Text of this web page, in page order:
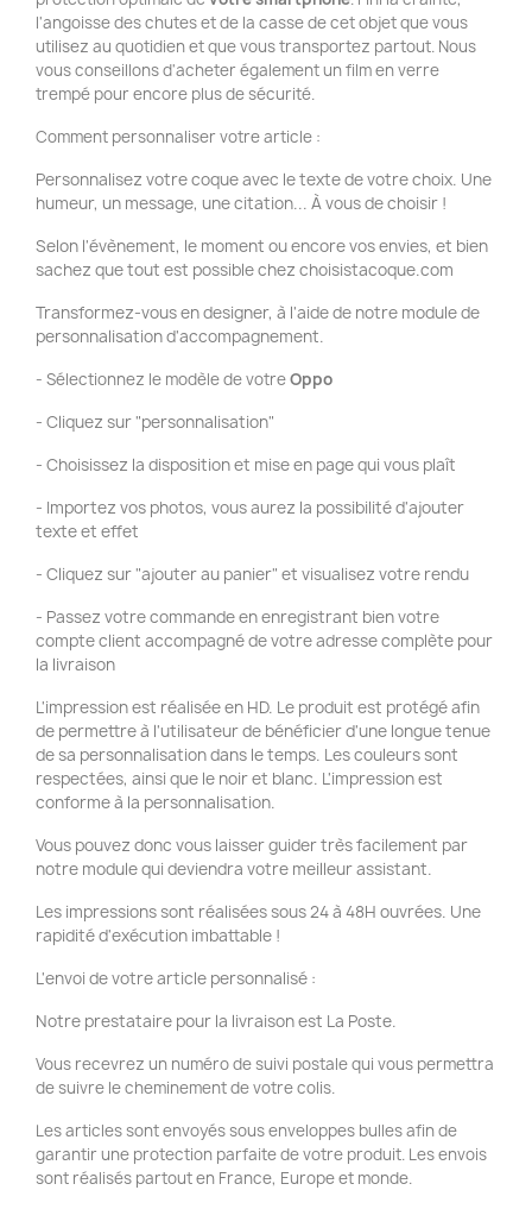
l'angoisse des chutes et de la casse de cet objet que vous
utilisez au quotidien et que vous transportez partout. Nous
vous conseillons d'acheter également un film en verre
trempé pour encore plus de sécurité.
Comment personnaliser votre article :
Personnalisez votre coque avec le texte de votre choix. Une
humeur, un message, une citation... À vous de choisir !
Selon l'évènement, le moment ou encore vos envies, et bien
sachez que tout est possible chez choisistacoque.com
Transformez-vous en designer, à l'aide de notre module de
personnalisation d'accompagnement.
- Sélectionnez le modèle de votreOppo
- Cliquez sur "personnalisation"
- Choisissez la disposition et mise en page qui vous plaît
- Importez vos photos, vous aurez la possibilité d'ajouter
texte et effet
- Cliquez sur "ajouter au panier" et visualisez votre rendu
- Passez votre commande en enregistrant bien votre
compte client accompagné de votre adresse complète pour
la livraison
L'impression est réalisée en HD. Le produit est protégé afin
de permettre à l'utilisateur de bénéficier d'une longue tenue
de sa personnalisation dans le temps. Les couleurs sont
respectées, ainsi que le noir et blanc. L'impression est
conforme à la personnalisation.
Vous pouvez donc vous laisser guider très facilement par
notre module qui deviendra votre meilleur assistant.
Les impressions sont réalisées sous 24 à 48H ouvrées. Une
rapidité d'exécution imbattable !
L'envoi de votre article personnalisé :
Notre prestataire pour la livraison est La Poste.
Vous recevrez un numéro de suivi postale qui vous permettra
de suivre le cheminement de votre colis.
Les articles sont envoyés sous enveloppes bulles afin de
garantir une protection parfaite de votre produit. Les envois
sont réalisés partout en France, Europe et monde.